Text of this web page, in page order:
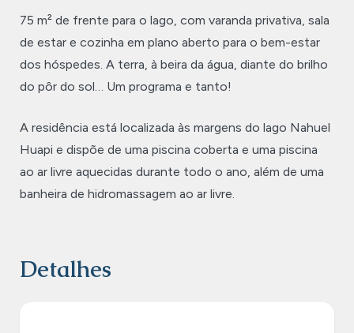
75 m² de frente para o lago, com varanda privativa, sala
de estar e cozinha em plano aberto para o bem-estar
dos hóspedes. A terra, à beira da água, diante do brilho
do pôr do sol… Um programa e tanto!
A residência está localizada às margens do lago Nahuel
Huapi e dispõe de uma piscina coberta e uma piscina
ao ar livre aquecidas durante todo o ano, além de uma
banheira de hidromassagem ao ar livre.
Detalhes